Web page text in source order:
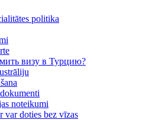
politika
визу в Турцию?
noteikumi
var doties bez vīzas